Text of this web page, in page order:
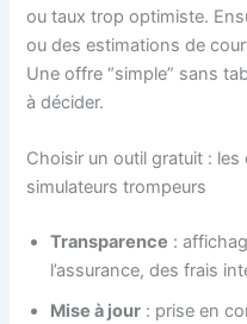
ou taux trop optimiste.
ou des estimations de
Une offre “simple” sans
à décider.
Choisir un outil gratuit :
simulateurs trompeurs
Transparence :
l’assurance, des frais
Mise à jour : prise en